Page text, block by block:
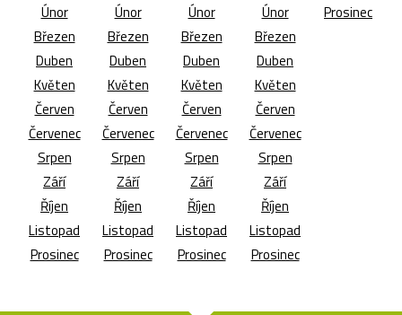
Únor
Březen
Duben
Květen
Červen
Červenec
Srpen
Září
Říjen
Listopad
Prosinec
Únor
Březen
Duben
Květen
Červen
Červenec
Srpen
Září
Říjen
Listopad
Prosinec
Únor
Březen
Duben
Květen
Červen
Červenec
Srpen
Září
Říjen
Listopad
Prosinec
Únor
Březen
Duben
Květen
Červen
Červenec
Srpen
Září
Říjen
Listopad
Prosinec
Prosinec